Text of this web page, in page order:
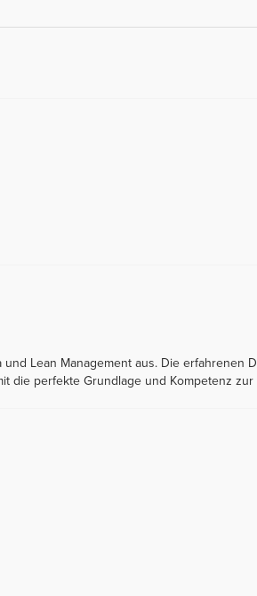
Lean Management aus. Die erfahrenen
die perfekte Grundlage und Kompetenz zur